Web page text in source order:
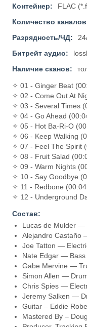
Контейнер:
FLAC
Количество
Разрядность/ЧД:
Битрейт аудио:
Наличие сканов:
✧ 01 - Ginger Beat
✧ 02 - Come Out At
✧ 03 - Several Times
✧ 04 - Go Ahead
✧ 05 - Hot Ba-Ri-O
✧ 06 - Keep Walking
✧ 07 - Feel The Spirit
✧ 08 - Fruit Salad
✧ 09 - Warm Nights
✧ 10 - Say Goodbye
✧ 11 - Redbone
✧ 12 - Underground
Состав:
Lucas de Mulder —
Alejandro Castaño
Joe Tatton —
Nate Edgar — Bass
Gabe Mervine —
Simon Allen —
Chris Spies —
Jeremy Salken —
Guitar – Eddie
Mastered By –